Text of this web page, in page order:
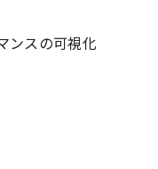
ンスの可視化